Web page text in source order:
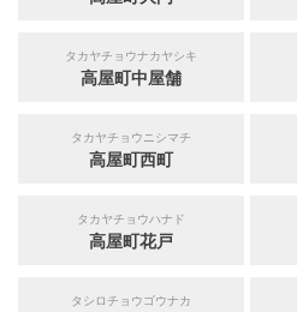
タカヤチョウナカヤシキ
高屋町中屋舗
タカヤチョウニシマチ
高屋町西町
タカヤチョウハナド
高屋町花戸
タシロチョウゴウナカ